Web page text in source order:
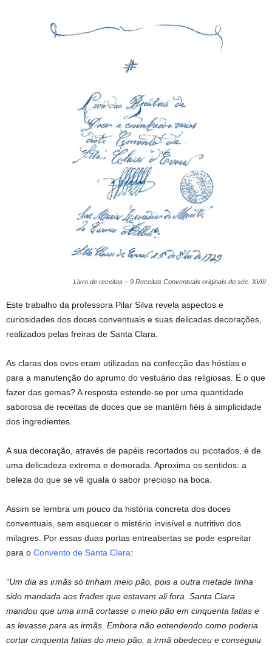
Livro de receitas – 9 Receitas Conventuais originais do séc. XVIII
Este trabalho da professora Pilar Silva revela aspectos e
curiosidades dos doces conventuais e suas delicadas decorações,
realizados pelas freiras de Santa Clara.
As claras dos ovos eram utilizadas na confecção das hóstias e
para a manutenção do aprumo do vestuário das religiosas. E o que
fazer das gemas? A resposta estende-se por uma quantidade
saborosa de receitas de doces que se mantêm fiéis à simplicidade
dos ingredientes.
A sua decoração, através de papéis recortados ou picotados, é de
uma delicadeza extrema e demorada. Aproxima os sentidos: a
beleza do que se vê iguala o sabor precioso na boca.
Assim se lembra um pouco da história concreta dos doces
conventuais, sem esquecer o mistério invisível e nutritivo dos
milagres. Por essas duas portas entreabertas se pode espreitar
para o Convento de Santa Clara:
“Um dia as irmãs só tinham meio pão, pois a outra metade tinha
sido mandada aos frades que estavam ali fora. Santa Clara
mandou que uma irmã cortasse o meio pão em cinquenta fatias e
as levasse para as irmãs. Embora não entendendo como poderia
cortar cinquenta fatias do meio pão, a irmã obedeceu e conseguiu